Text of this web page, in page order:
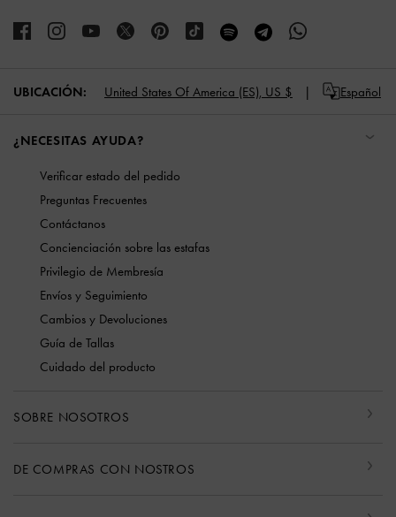
UBICACIÓN: United States Of America (ES), US $ Español
¿NECESITAS AYUDA?
Verificar estado del pedido
Preguntas Frecuentes
Contáctanos
Concienciación sobre las estafas
Privilegio de Membresía
Envíos y Seguimiento
Cambios y Devoluciones
Guía de Tallas
Cuidado del producto
SOBRE NOSOTROS
DE COMPRAS CON NOSTROS